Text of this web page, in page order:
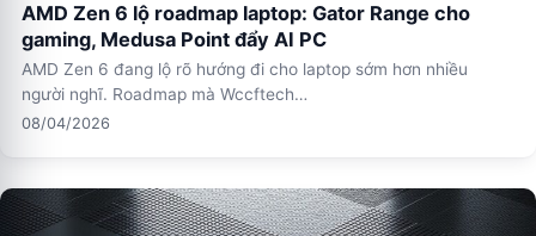
AMD Zen 6 lộ roadmap laptop: Gator Range cho
gaming, Medusa Point đẩy AI PC
AMD Zen 6 đang lộ rõ hướng đi cho laptop sớm hơn nhiều
người nghĩ. Roadmap mà Wccftech…
08/04/2026